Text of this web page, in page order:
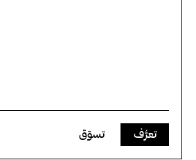
تعرَّف تسوّق